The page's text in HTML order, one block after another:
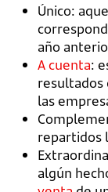
Único:
año
A cuenta:
resultados
las
repartidos
algún